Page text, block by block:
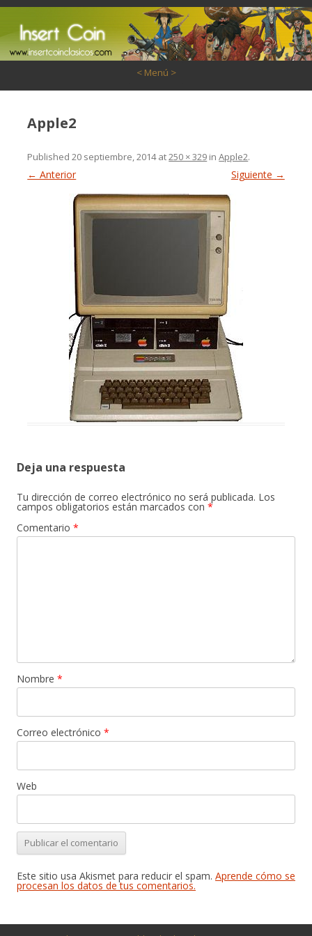
< Menú >
Apple2
Published20 septiembre, 2014at250 × 329 inApple2.
← Anterior Siguiente →
Deja una respuesta
Tu dirección de correo electrónico no será publicada. Los
campos obligatorios están marcados con *
Comentario *
Nombre *
Correo electrónico *
Web
Este sitio usa Akismet para reducir el spam. Aprende cómo se
procesan los datos de tus comentarios.